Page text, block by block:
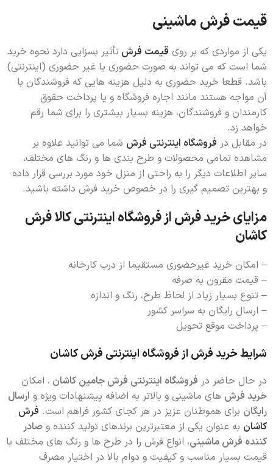
قیمت فرش ماشینی
یکی از مواردی که بر روی قیمت فرش تأثیر بسزایی دارد نحوه خرید
شما است که می تواند به صورت حضوری یا غیر حضوری (اینترنتی)
باشد. قطعا خرید حضوری به دلیل هزینه هایی که فروشندگان با
آن مواجه هستند مانند اجاره فروشگاه و یا پرداخت حقوق
کارمندان و فروشندگان، هزینه بسیار بیشتری را برای شما رقم
خواهد زد.
در مقابل در فروشگاه اینترنتی فرش شما می توانید علاوه بر
مشاهده تمامی محصولات و طرح بندی ها و رنگ های مختلف،
سایر اطلاعات دیگر را به راحتی از منزل خود مورد بررسی قرار داده
و بهترین تصمیم گیری را در خصوص خرید فرش داشته باشید.
مزایای خرید فرش از فروشگاه اینترنتی کالا فرش
کاشان
– امکان خرید غیرحضوری مستقیما از درب کارخانه
– قیمت مقرون به صرفه
– تنوع بسیار زیاد از لحاظ طرح، رنگ و اندازه
– ارسال رایگان به سراسر کشور
– پرداخت موقع تحویل
شرایط خرید فرش از فروشگاه اینترنتی فرش کاشان
در حال حاضر در فروشگاه اینترنتی فرش جامین کاشان ، امکان
خرید فرش های ماشینی و بالاتر به اضافه پیشنهادات ویژه و ارسال
رایگان برای هموطنان عزیز در هر کجای کشور فراهم است. فرش
کاشان به عنوان یکی از معتبرترین برندهای تولید کننده و صادر
کننده فرش ماشینی، انواع فرش را در طرح ها و رنگ های مختلف با
قیمت بسیار مناسب و کیفیت و دوام بالا در اختیار مصرف